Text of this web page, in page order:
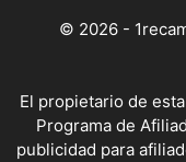
© 2026 -
El propietario de
Programa de
publicidad para